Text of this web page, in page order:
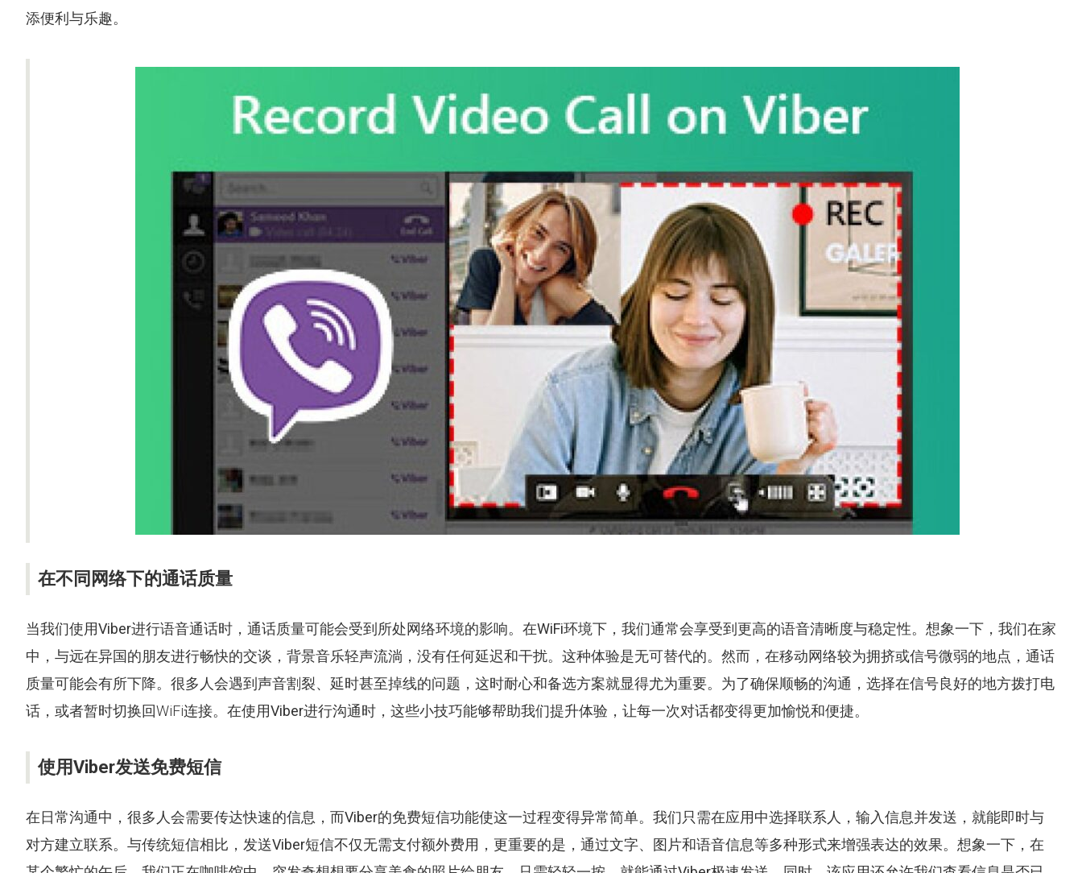
添便利与乐趣。
在不同网络下的通话质量
当我们使用Viber进行语音通话时，通话质量可能会受到所处网络环境的影响。在WiFi环境下，我们通常会享受到更高的语音清晰度与稳定性。想象一下，我们在家
中，与远在异国的朋友进行畅快的交谈，背景音乐轻声流淌，没有任何延迟和干扰。这种体验是无可替代的。然而，在移动网络较为拥挤或信号微弱的地点，通话
质量可能会有所下降。很多人会遇到声音割裂、延时甚至掉线的问题，这时耐心和备选方案就显得尤为重要。为了确保顺畅的沟通，选择在信号良好的地方拨打电
话，或者暂时切换回WiFi连接。在使用Viber进行沟通时，这些小技巧能够帮助我们提升体验，让每一次对话都变得更加愉悦和便捷。
使用Viber发送免费短信
在日常沟通中，很多人会需要传达快速的信息，而Viber的免费短信功能使这一过程变得异常简单。我们只需在应用中选择联系人，输入信息并发送，就能即时与
对方建立联系。与传统短信相比，发送Viber短信不仅无需支付额外费用，更重要的是，通过文字、图片和语音信息等多种形式来增强表达的效果。想象一下，在